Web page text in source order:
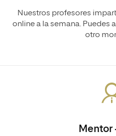
Nuestros profesores
online a la semana. Puedes
otro
Mentor